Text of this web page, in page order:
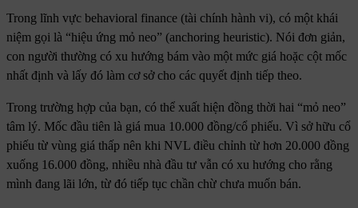
Trong lĩnh vực behavioral finance (tài chính hành vi), có một khái
niệm gọi là “hiệu ứng mỏ neo” (anchoring heuristic). Nói đơn giản,
con người thường có xu hướng bám vào một mức giá hoặc cột mốc
nhất định và lấy đó làm cơ sở cho các quyết định tiếp theo.
Trong trường hợp của bạn, có thể xuất hiện đồng thời hai “mỏ neo”
tâm lý. Mốc đầu tiên là giá mua 10.000 đồng/cổ phiếu. Vì sở hữu cổ
phiếu từ vùng giá thấp nên khi NVL điều chỉnh từ hơn 20.000 đồng
xuống 16.000 đồng, nhiều nhà đầu tư vẫn có xu hướng cho rằng
mình đang lãi lớn, từ đó tiếp tục chần chừ chưa muốn bán.